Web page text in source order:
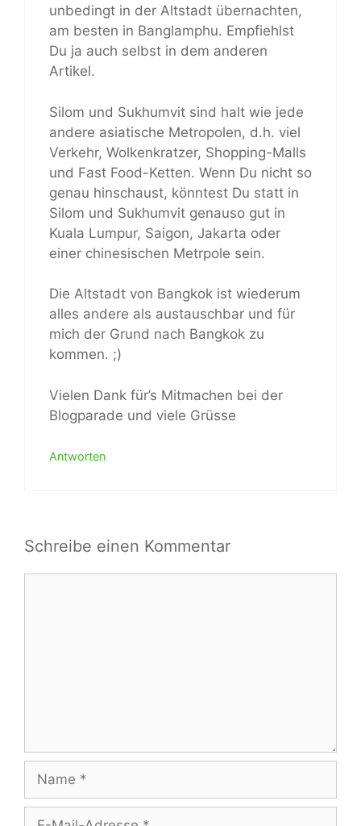
unbedingt in der Altstadt übernachten,
am besten in Banglamphu. Empfiehlst
Du ja auch selbst in dem anderen
Artikel.
Silom und Sukhumvit sind halt wie jede
andere asiatische Metropolen, d.h. viel
Verkehr, Wolkenkratzer, Shopping-Malls
und Fast Food-Ketten. Wenn Du nicht so
genau hinschaust, könntest Du statt in
Silom und Sukhumvit genauso gut in
Kuala Lumpur, Saigon, Jakarta oder
einer chinesischen Metrpole sein.
Die Altstadt von Bangkok ist wiederum
alles andere als austauschbar und für
mich der Grund nach Bangkok zu
kommen. ;)
Vielen Dank für’s Mitmachen bei der
Blogparade und viele Grüsse
Antworten
Schreibe einen Kommentar